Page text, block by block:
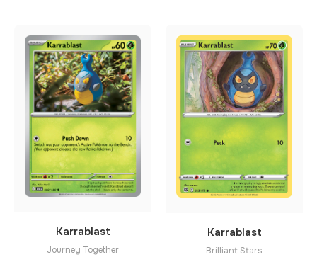
Karrablast
Journey Together
Karrablast
Brilliant Stars